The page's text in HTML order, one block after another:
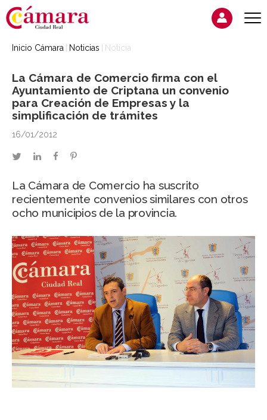
Inicio Cámara Noticias Noticia
La Cámara de Comercio firma con el
Ayuntamiento de Criptana un convenio
para Creación de Empresas y la
simplificación de trámites
16/01/2012
twitterlinkedinfacebookpinterest
La Cámara de Comercio ha suscrito
recientemente convenios similares con otros
ocho municipios de la provincia.